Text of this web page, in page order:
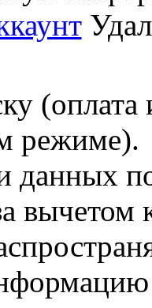
режиме).
данных